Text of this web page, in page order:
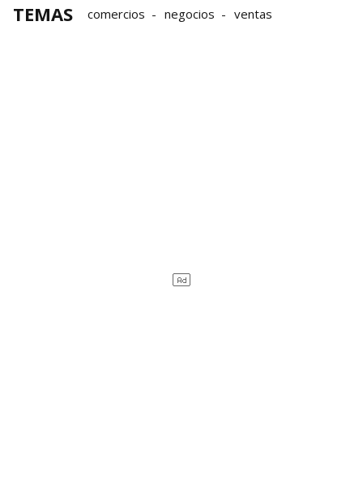
TEMAS comercios negocios ventas